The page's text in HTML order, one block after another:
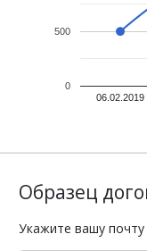
06.02.2019
0
500
Образец
Укажите вашу